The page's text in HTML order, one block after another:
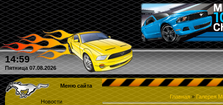
Кто угадал количество
14:59
Пятница 07.08.2026
Меню сайта
Новости
Главная » Галерея